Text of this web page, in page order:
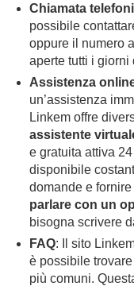
Chiamata
possibile
oppure il numero
aperte tutti i giorni
Assistenza
un’assistenza
Linkem offre
assistente
e gratuita attiva
disponibile
domande e
parlare con un
bisogna scrivere
FAQ: Il sito
è possibile
più comuni.